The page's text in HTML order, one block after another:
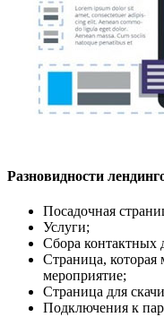
Разновидности
Посадочная
Услуги;
Сбора контактных
Страница, которая
мероприятие;
Страница для
Подключения к